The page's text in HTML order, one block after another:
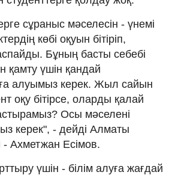
сұраныс мәселесін - үнемі
көбі оқуын бітіріп,
Бұның басты себебі
үшін қандай
алуымыз керек. Жыл сайын
оқу бітірсе, оларды қалай
Осы мәселені
керек", - дейді Алматы
- Ахметжан Есімов.
үшін - білім алуға жағдай